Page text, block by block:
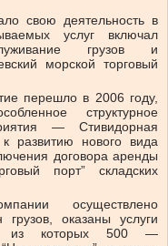
свою деятельность в
услуг включал
грузов и
морской торговый
перешло в 2006 году,
структурное
— Стивидорная
развитию нового вида
договора аренды
порт” складских
осуществлено
оказаны услуги
из которых 500 —